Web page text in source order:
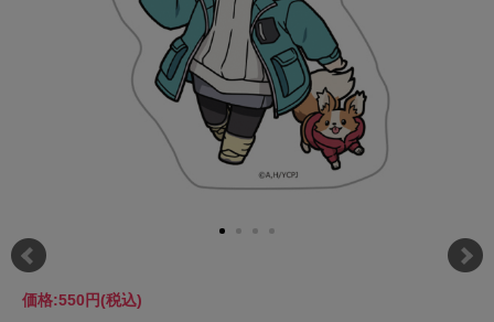
価格:550円(税込)